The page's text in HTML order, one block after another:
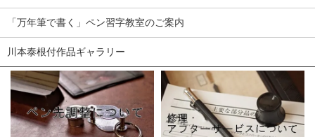
「万年筆で書く」ペン習字教室のご案内
川本泰根付作品ギャラリー